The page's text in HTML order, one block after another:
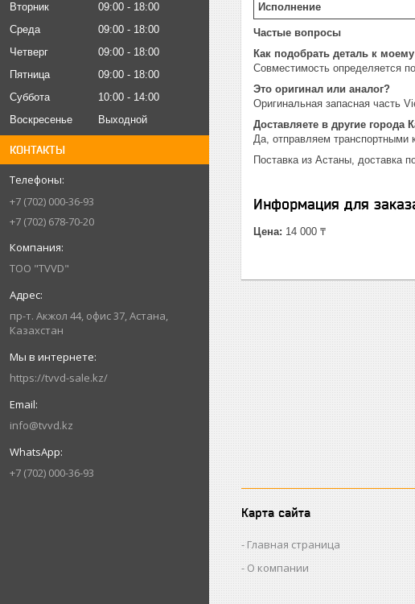
Вторник
09:00
18:00
Среда
09:00
18:00
Четверг
09:00
18:00
Пятница
09:00
18:00
Суббота
10:00
14:00
Воскресенье
Выходной
КОНТАКТЫ
+7 (702) 000-36-93
+7 (702) 678-70-20
ТОО "TVVD"
пр-т. Акжол 44, офис 37, Астана,
Казахстан
https://tvvd-sale.kz/
info@tvvd.kz
+7 (702) 000-36-93
Исполнение
Частые вопросы
Как подобрать деталь к
Совместимость определяется
Это оригинал или аналог?
Оригинальная запасная часть
Доставляете в другие города
Да, отправляем
Поставка из Астаны, доставка
Информация для
Цена: 14 000 ₸
Карта сайта
Главная страница
О компании